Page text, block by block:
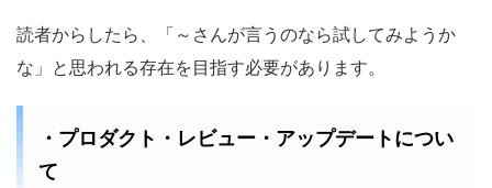
読者からしたら、「～さんが言うのなら試してみようか
な」と思われる存在を目指す必要があります。
・ プロダクト・レビュー・アップデートについ
て